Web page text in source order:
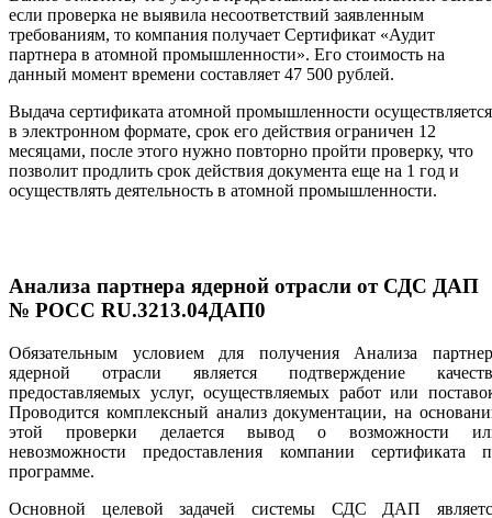
если проверка не выявила несоответствий заявленным
требованиям, то компания получает Сертификат «Аудит
партнера в атомной промышленности». Его стоимость на
данный момент времени составляет 47 500 рублей.
Выдача сертификата атомной промышленности осуществляется
в электронном формате, срок его действия ограничен 12
месяцами, после этого нужно повторно пройти проверку, что
позволит продлить срок действия документа еще на 1 год и
осуществлять деятельность в атомной промышленности.
Анализа партнера ядерной отрасли от СДС ДАП
№ РОСС RU.3213.04ДАП0
Обязательным условием для получения Анализа
ядерной отрасли является подтверждение
предоставляемых услуг, осуществляемых работ или
Проводится комплексный анализ документации, на
этой проверки делается вывод о возможности
невозможности предоставления компании сертификата
программе.
Основной целевой задачей системы СДС ДАП